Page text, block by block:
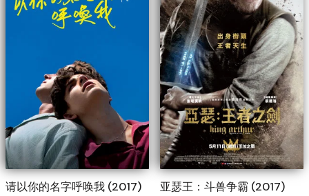
请以你的名字呼唤我 (2017) 亚瑟王：斗兽争霸 (2017)